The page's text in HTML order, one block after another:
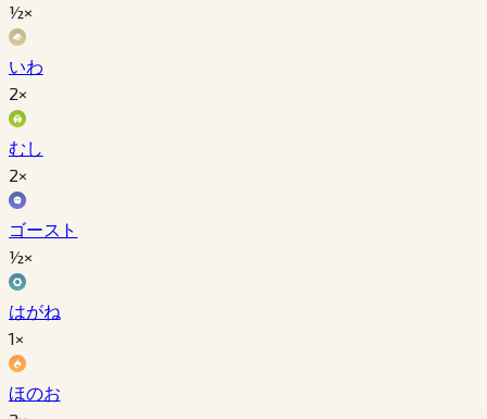
½×
いわ
2×
むし
2×
ゴースト
½×
はがね
1×
ほのお